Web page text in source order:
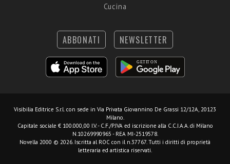
Cucina
ABBONATI NEWSLETTER
Visibilia Editrice S.r.l. con sede in Via Privata Giovannino De Grassi 12/12A, 20123
Milano.
Capitale sociale € 100.000,00 I.V. - C.F./P.IVA ed iscrizione alla C.C.I.A.A. di Milano
N.10269990965 - REA MI-2519578.
Novella 2000 © 2026. Iscritta al ROC con il n.37767. Tutti i diritti di proprietà
letteraria ed artistica riservati.